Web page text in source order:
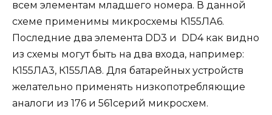
всем элементам младшего номера. В данной
схеме применимы микросхемы К155ЛА6.
Последние два элемента DD3 и DD4 как видно
из схемы могут быть на два входа, например:
К155ЛА3, К155ЛА8. Для батарейных устройств
желательно применять низкопотребляющие
аналоги из 176 и 561серий микросхем.